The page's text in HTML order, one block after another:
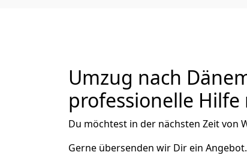
Umzug nach
professionelle Hilfe
Du möchtest in der nächsten Zeit von
Gerne übersenden wir Dir ein